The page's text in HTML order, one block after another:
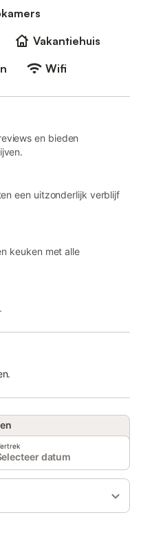
Vakantiehuis
Wifi
en bieden
een uitzonderlijk verblijf
keuken met alle
datum